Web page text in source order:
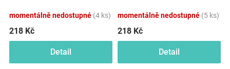
momentálně nedostupné (4 ks)
218 Kč
Detail
momentálně nedostupné (5 ks)
218 Kč
Detail